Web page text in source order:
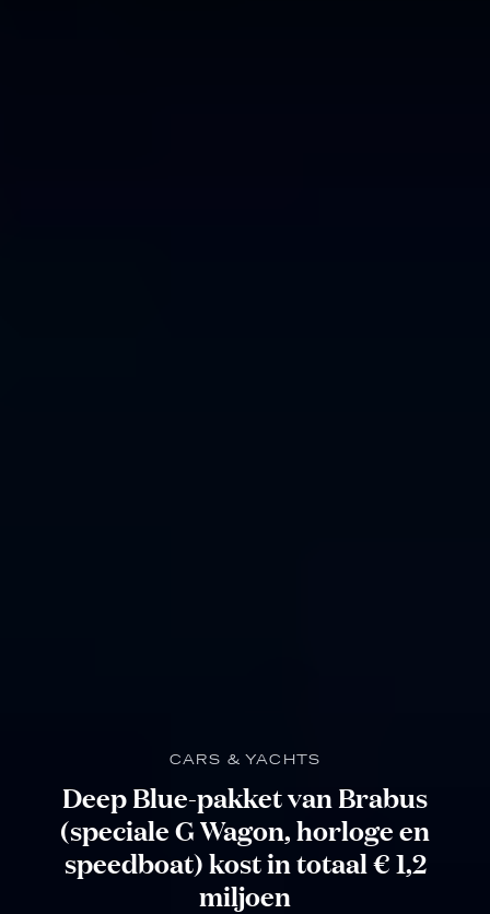
CARS & YACHTS
Deep Blue-pakket van Brabus
(speciale G Wagon, horloge en
speedboat) kost in totaal € 1,2
miljoen